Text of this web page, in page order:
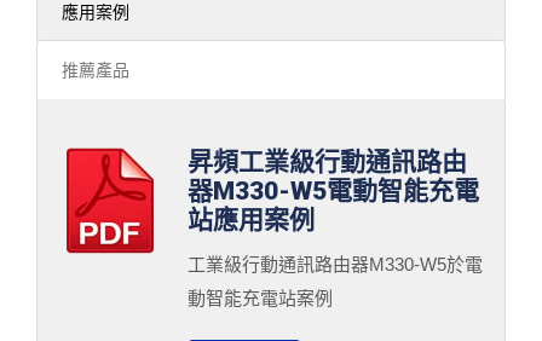
應用案例
推薦產品
昇頻工業級行動通訊路由
器M330-W5電動智能充電
站應用案例
工業級行動通訊路由器M330-W5於電
動智能充電站案例